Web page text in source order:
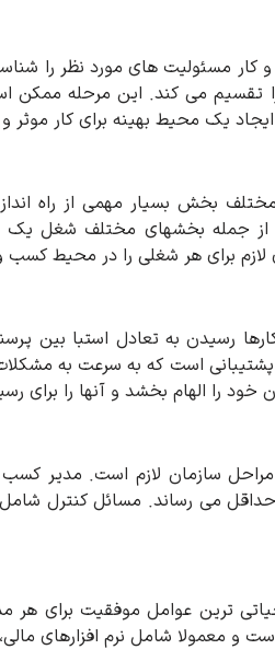
مسئولیت های مورد نظر را
را تقسیم می کند. این مرحله
یک محیط بهینه برای کار
بخش بسیار مهمی از راه
از جمله بخشهای مختلف شغل یک
لازم برای هر شغلی را در محیط
رسیدن به تعادل استبا بین
پشتیبانی است که به سرعت به
خود را الهام بخشد و آنها را برای
سازمان لازم است. مدیر کسب
می رساند. مسائل کنترل شامل
ترین عوامل موفقیت برای